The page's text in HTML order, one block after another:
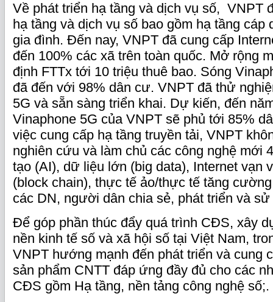
Về phát triển hạ tầng và dịch vụ số, VNPT
hạ tầng và dịch vụ số bao gồm hạ tầng cáp
gia đình. Đến nay, VNPT đã cung cấp
đến 100% các xã trên toàn quốc. Mở rộng
định FTTx tới 10 triệu thuê bao. Sóng
đã đến với 98% dân cư. VNPT đã thử
5G và sẵn sàng triển khai. Dự kiến, đến
Vinaphone 5G của VNPT sẽ phủ tới 85%
việc cung cấp hạ tầng truyền tải, VNPT
nghiên cứu và làm chủ các công nghệ mới
tạo (AI), dữ liệu lớn (big data), Internet vạn
(block chain), thực tế ảo/thực tế tăng
các DN, người dân chia sẻ, phát triển và
Để góp phần thúc đẩy quá trình CĐS, xây
nền kinh tế số và xã hội số tại Việt Nam,
VNPT hướng mạnh đến phát triển và cung
sản phẩm CNTT đáp ứng đầy đủ cho các
CĐS gồm Hạ tầng, nền tảng công nghệ số;.